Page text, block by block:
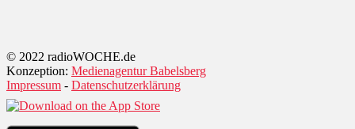
© 2022 radioWOCHE.de
Konzeption: Medienagentur Babelsberg
Impressum - Datenschutzerklärung